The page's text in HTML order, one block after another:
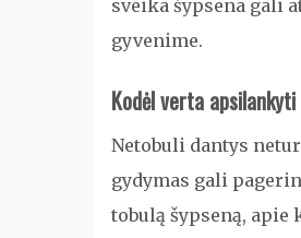
sveika šypsena gali
gyvenime.
Kodėl verta
Netobuli dantys
gydymas gali
tobulą šypseną, apie